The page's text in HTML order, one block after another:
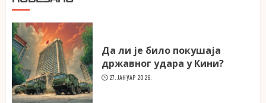
Да ли је било покушаја
државног удара у Кини?
27. ЈАНУАР 2026.